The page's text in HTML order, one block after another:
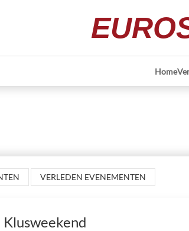
Home
VERLEDEN EVENEMENTEN
Klusweekend